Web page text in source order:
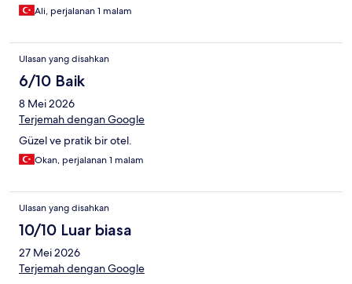
Ali, perjalanan 1 malam
Ulasan yang disahkan
6/10 Baik
8 Mei 2026
Terjemah dengan Google
Güzel ve pratik bir otel.
Okan, perjalanan 1 malam
Ulasan yang disahkan
10/10 Luar biasa
27 Mei 2026
Terjemah dengan Google